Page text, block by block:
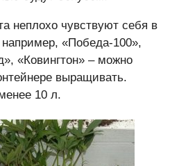
неплохо чувствуют себя в
«Победа-100»,
«Ковингтон» – можно
выращивать.
10 л.